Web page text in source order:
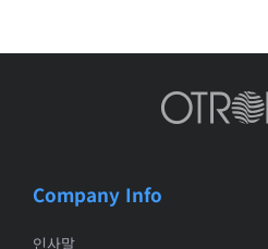
Company Info
인사말